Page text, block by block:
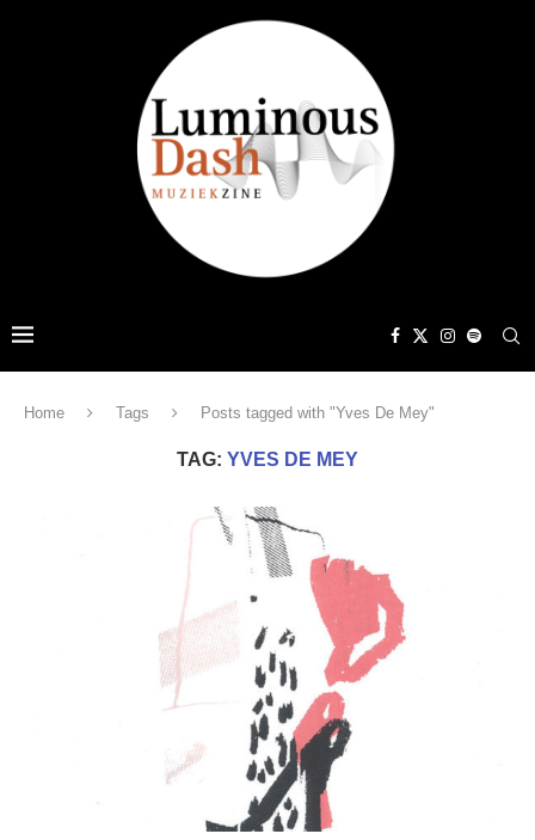
Home Tags Posts tagged with "Yves De Mey"
TAG: YVES DE MEY